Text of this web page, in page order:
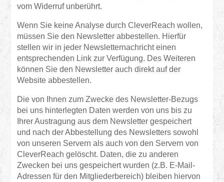
vom Widerruf unberührt.
Wenn Sie keine Analyse durch CleverReach wollen,
müssen Sie den Newsletter abbestellen. Hierfür
stellen wir in jeder Newsletternachricht einen
entsprechenden Link zur Verfügung. Des Weiteren
können Sie den Newsletter auch direkt auf der
Website abbestellen.
Die von Ihnen zum Zwecke des Newsletter-Bezugs
bei uns hinterlegten Daten werden von uns bis zu
Ihrer Austragung aus dem Newsletter gespeichert
und nach der Abbestellung des Newsletters sowohl
von unseren Servern als auch von den Servern von
CleverReach gelöscht. Daten, die zu anderen
Zwecken bei uns gespeichert wurden (z.B. E-Mail-
Adressen für den Mitgliederbereich) bleiben hiervon